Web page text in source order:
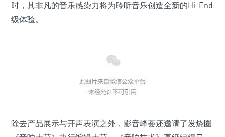
时，其非凡的音乐感染力将为聆听音乐创造全新的Hi-End
级体验。
除去产品展示与开声表演之外，影音峰荟还邀请了发烧圈